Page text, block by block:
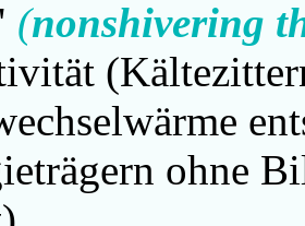
(nonshivering
ohne